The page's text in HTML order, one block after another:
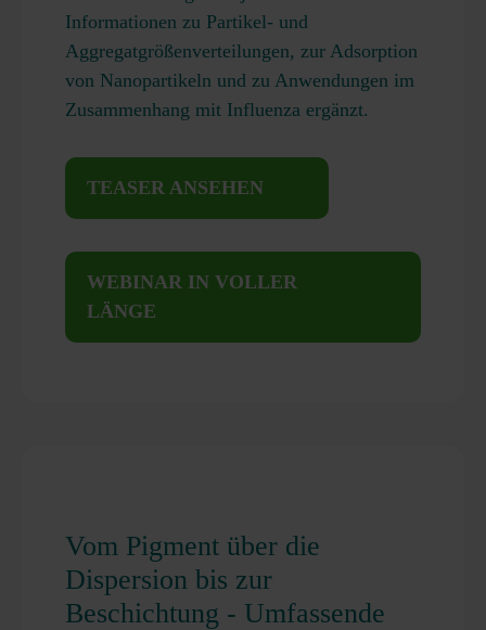
Informationen zu Partikel- und
Aggregatgrößenverteilungen, zur Adsorption
von Nanopartikeln und zu Anwendungen im
Zusammenhang mit Influenza ergänzt.
TEASER ANSEHEN
WEBINAR IN VOLLER
LÄNGE
Vom Pigment über die
Dispersion bis zur
Beschichtung - Umfassende